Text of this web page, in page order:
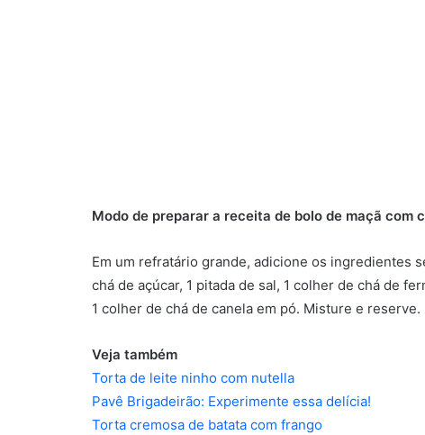
Modo de preparar a receita de bolo de maçã com
Em um refratário grande, adicione os ingredientes
chá de açúcar, 1 pitada de sal, 1 colher de chá de
1 colher de chá de canela em pó. Misture e reserve.
Veja também
Torta de leite ninho com nutella
Pavê Brigadeirão: Experimente essa delícia!
Torta cremosa de batata com frango